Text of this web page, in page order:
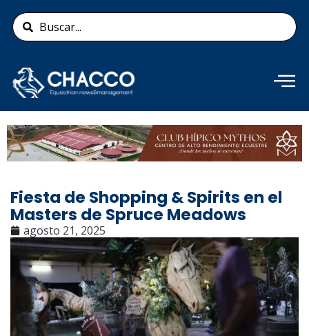
contenido
Search
...
Añade aquí tu texto de
cabecera
Fiesta de Shopping & Spirits en el
Masters de Spruce Meadows
agosto 21, 2025